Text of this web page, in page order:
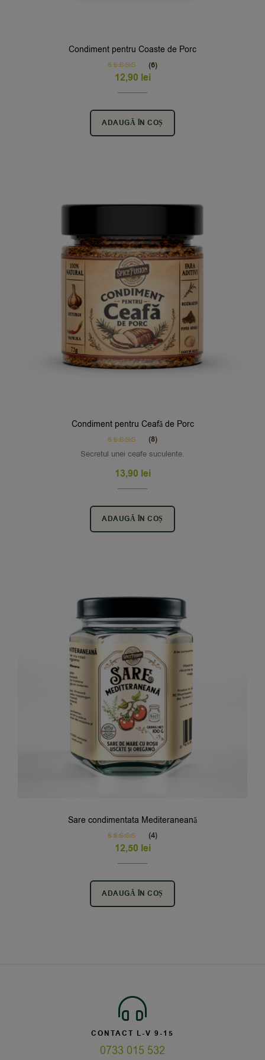
Condiment pentru Coaste de Porc
Rated5.00
out of 5
(6)
12,90 lei
ADAUGĂ ÎN COȘ
Condiment pentru Ceafă de Porc
Rated
5.00
out of 5
(8)
Secretul unei ceafe suculente.
13,90 lei
ADAUGĂ ÎN COȘ
Sare condimentata Mediteraneană
Rated5.00
out of 5
(4)
12,50 lei
ADAUGĂ ÎN COȘ
CONTACT L-V 9-15
0733 015 532